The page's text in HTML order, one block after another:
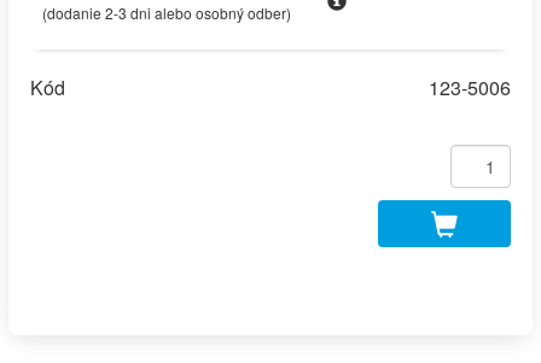
(dodanie 2-3 dni alebo osobný odber)
Kód 123-5006